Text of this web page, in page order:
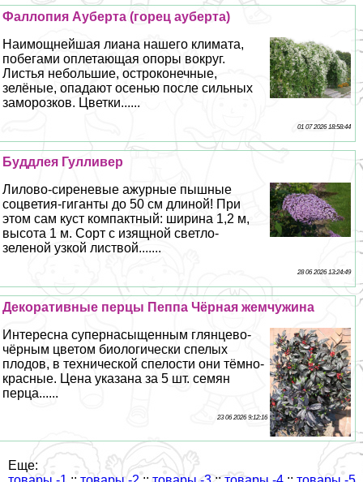
Фaллoпия Ауберта (горец ауберта)
Наимощнейшая лиана нашего климата,
побегами оплетающая опоры вокруг.
Листья небольшие, остроконечные,
зелёные, опадают осенью после сильных
заморозков. Цветки......
01 07 2026 18:58:44
Буддлея Гулливер
Лилово-сиреневые ажурные пышные
соцветия-гиганты до 50 см длиной! При
этом сам куст компактный: ширина 1,2 м,
высота 1 м. Сорт с изящной светло-
зеленой узкой листвой.......
28 06 2026 13:24:49
Декоративные перцы Пеппа Чёрная жемчужина
Интересна супернасыщенным глянцево-
чёрным цветом биологически спелых
плодов, в технической спелости они тёмно-
красные. Цена указана за 5 шт. семян
перца......
23 06 2026 9:12:16
Еще: